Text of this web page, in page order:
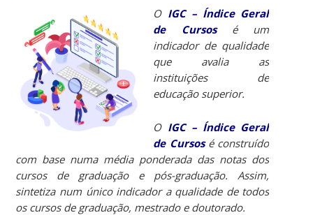
O IGC – Índice Geral
de Cursosé um
indicador de qualidade
que avalia as
instituições de
educação superior.
O IGC – Índice Geral
de Cursosé construído
com base numa média ponderada das notas dos
cursos de graduação e pós-graduação. Assim,
sintetiza num único indicador a qualidade de todos
os cursos de graduação, mestrado e doutorado.